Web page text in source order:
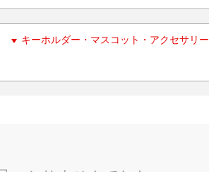
キーホルダー・マスコット・アクセサリー